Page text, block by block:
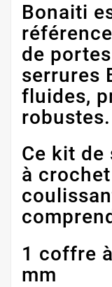
Bonaiti
de
serrures
fluides,
robustes.
Ce kit de
à
1 coffre
mm